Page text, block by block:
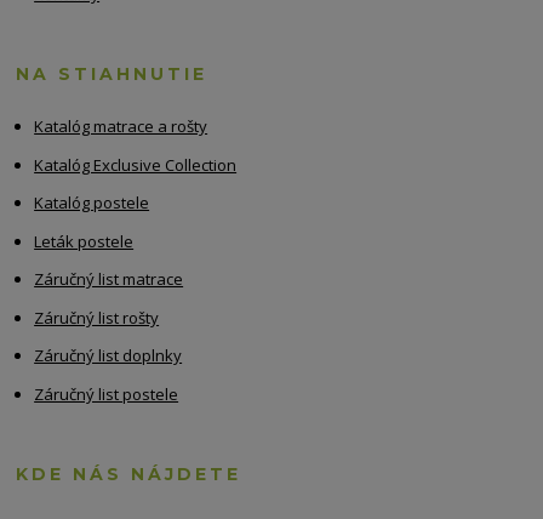
NA STIAHNUTIE
Katalóg matrace a rošty
Katalóg Exclusive Collection
Katalóg postele
Leták postele
Záručný list matrace
Záručný list rošty
Záručný list doplnky
Záručný list postele
KDE NÁS NÁJDETE